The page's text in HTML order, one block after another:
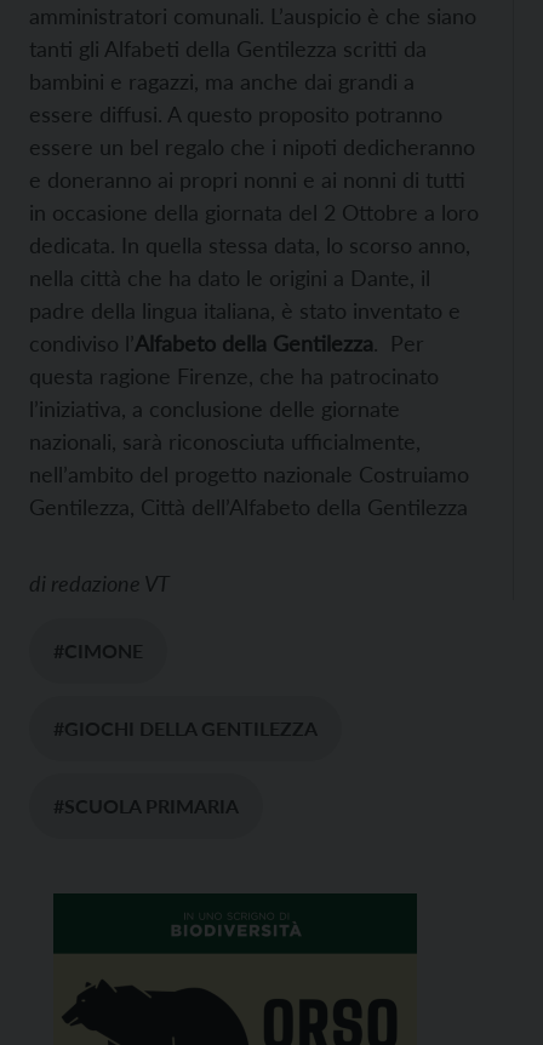
amministratori comunali. L’auspicio è che siano
tanti gli Alfabeti della Gentilezza scritti da
bambini e ragazzi, ma anche dai grandi a
essere diffusi. A questo proposito potranno
essere un bel regalo che i nipoti dedicheranno
e doneranno ai propri nonni e ai nonni di tutti
in occasione della giornata del 2 Ottobre a loro
dedicata. In quella stessa data, lo scorso anno,
nella città che ha dato le origini a Dante, il
padre della lingua italiana, è stato inventato e
condiviso l’Alfabeto della Gentilezza. Per
questa ragione Firenze, che ha patrocinato
l’iniziativa, a conclusione delle giornate
nazionali, sarà riconosciuta ufficialmente,
nell’ambito del progetto nazionale Costruiamo
Gentilezza, Città dell’Alfabeto della Gentilezza
di redazione VT
#CIMONE
#GIOCHI DELLA GENTILEZZA
#SCUOLA PRIMARIA